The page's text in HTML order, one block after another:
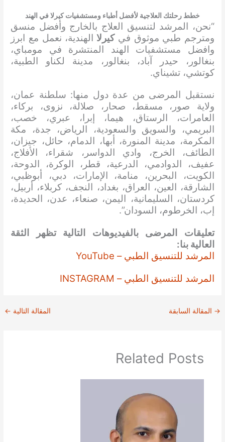
خطط رحلتك العلاجية لأفضل أطباء ومستشفيات كيرلا في الهند
“نحن، المرشد لتنسيق العلاج بالخارج وأفضل منسق
ومترجم طبي موثوق في كيرلا الهندية، نعمل مع ابرز
وافضل مستشفيات الهند المنتشرة في مومباي،
بنغالور، حيدر آباد، بنغالور، مدينة لكناو الطبية،
كوتشي، تشيناي.
نستقبل المرضى من عدة دول منها: سلطنة عمان،
ولاية صور، مسقط، صحار، صلالة، نزوى، بركاء،
العامرات، الرستاق، هيما، إبرا، عبري، خصب،
البريمي، والسويق والسعودية، الرياض، جدة، مكة
المكرمة، مدينة المنورة، أبها، الدمام، حائل، جيزان،
الطائف، الخرج، وادي الدواسر، شقراء، الأفلاج،
عفيف، الدوادمي، الدرعية، قطر، الوكرة، الدوحة،
الكويت، البحرين، منامة، الإمارات، دبي، أبوظبي،
الشارقة، العين، العراق، بغداد، النجف، كربلاء، أربيل،
كردستان، السليمانية، اليمن، صنعاء، عدن، الحديدة،
إب، الخرطوم، السودان”.
تعليقات المرضى بالفيديوهات التالية تظهر الثقة
العالية بنا:
المرشد للتنسيق الطبي – YouTube
المرشد للتنسيق الطبي – INSTAGRAM
→ المقالة السابقة المقالة التالية ←
Related Posts